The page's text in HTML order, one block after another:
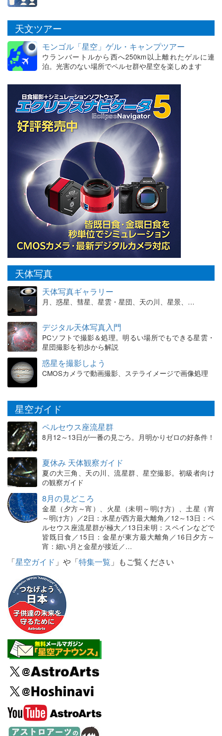
天文ツアー
モンゴル「星空」ゲル・キャンプツアー
ウランバートルから西へ250km以上離れたゲルに連
泊。光害のない場所でペルセ群や星空を楽しめます
天体写真
天体写真ギャラリー
月、惑星、彗星、星雲・星団、天の川、星景、…
デジタル天体写真入門
PCソフトで撮影＆処理。明るい場所でもできる星雲・
星団撮影を初歩から解説
惑星を撮影しよう
CMOSカメラで動画撮影、ステライメージで画像処理
星空ガイド
ペルセウス座流星群
8月12～13日が一番の見ごろ。月明かりゼロの好条件！
夏休み 天体観察ガイド
夏の大三角、天の川、流星群、星空撮影。初級者向け
の観察ガイド
8月の見どころ
金星（夕方～宵）、火星（未明～明け方）、土星（宵
～明け方）／2日：水星が西方最大離角／12～13日：ペ
ルセウス座流星群が極大／13日未明：スペインなどで
皆既日食／15日：金星が東方最大離角／16日夕方～
宵：細い月と金星が接近／…
「星空ガイド 」や「特集一覧 」もご覧ください